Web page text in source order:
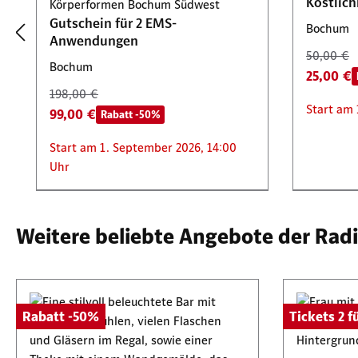
Körperformen Bochum Südwest
Gutschein für 2 EMS-
Anwendungen
Bochum
198,00 €
99,00 € Rabatt -50%
Start am 1. September 2026, 14:00
Uhr
Bochum
50,00 €
25,00 €
Start am
Rabatt -50%
Tequileria Bar
50 € Gutschein für authentische
mexikanische Küche
Rabatt -
Cubana
50 €
Tickets 2 für 1
Elspe Festival GmbH
DICK BRAVE am Sonntag, 20.
September 2026
Lennestadt
Tickets 2
Elspe
IN
Weitere beliebte Angebote der
Rabatt -50% Tickets 2